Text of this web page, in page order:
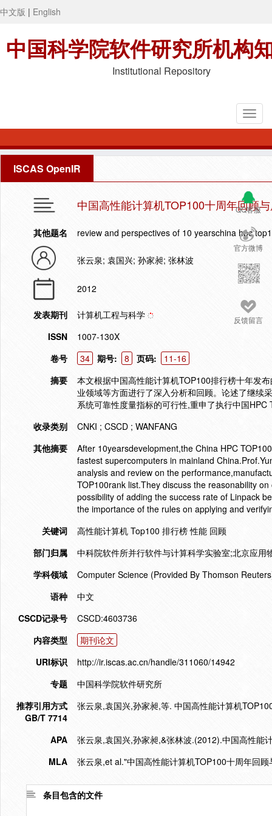
中文版 | English
中国科学院软件研究所机构
Institutional Repository
ISCAS OpenIR
QQ客服
官方微博
反馈留言
中国高性能计算机TOP100十周年回顾
其他题名 review and perspectives of 10 yearschina hpc
张云泉; 袁国兴; 孙家昶; 张林波
2012
发表期刊
计算机工程与科学
ISSN
1007-130X
卷号
34 期号: 8 页码:
11-16
摘要
本文根据中国高性能计算机TOP100排行榜十年发
业领域等方面进行了深入分析和回顾。论述了继续
系统可靠性度量指标的可行性,重申了执行中国
收录类别
CNKI ; CSCD ; WANFANG
其他摘要
After 10yearsdevelopment,the China HPC
fastest supercomputers in mainland
analysis and review on the
TOP100rank list.They discuss the reasonability
possibility of adding the success rate of Linpack
the importance of the rules on applying and
关键词
高性能计算机 Top100 排行榜 性能 回顾
部门归属
中科院软件所并行软件与计算科学实验室;北京应
学科领域
Computer Science (Provided By Thomson
语种
中文
CSCD记录号
CSCD:4603736
内容类型
期刊论文
URI标识
http://ir.iscas.ac.cn/handle/311060/14942
专题
中国科学院软件研究所
推荐引用方式
GB/T 7714
张云泉,袁国兴,孙家昶,等. 中国高性能计算机
APA
张云泉,袁国兴,孙家昶,&张林波.(2012).中国高性能
MLA
张云泉,et al."中国高性能计算机TOP100十周年回顾
条目包含的文件